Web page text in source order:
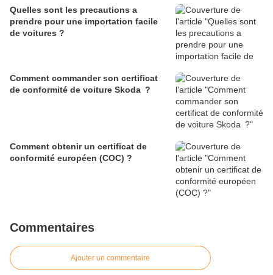
Quelles sont les precautions a
prendre pour une importation facile
de voitures ?
Comment commander son certificat
de conformité de voiture Skoda ?
Comment obtenir un certificat de
conformité européen (COC) ?
Commentaires
Ajouter un commentaire